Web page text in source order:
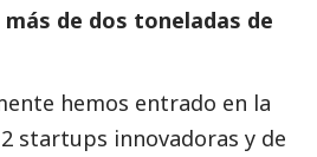
más de dos toneladas de
hemos entrado en la
startups innovadoras y de